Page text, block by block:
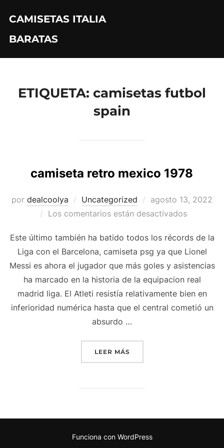
contenido
CAMISETAS ITALIA
BARATAS
ETIQUETA: camisetas futbol
spain
camiseta retro mexico 1978
por dealcoolya Uncategorized
Publicado
el
agosto 13, 2022
Los comentarios están desactivados
Este último también ha batido todos los récords de la
Liga con el Barcelona, camiseta psg ya que Lionel
Messi es ahora el jugador que más goles y asistencias
ha marcado en la historia de la equipacion real
madrid liga. El Atleti resistía relativamente bien en
inferioridad numérica hasta que el central cometió un
absurdo …
LEER MÁS«CAMISETA RETRO
Funciona con WordPress